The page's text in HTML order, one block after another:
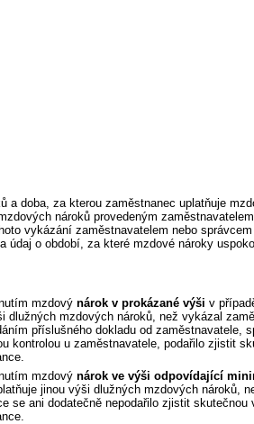
a doba, za kterou zaměstnanec uplatňuje
nároků provedeným
vykázání zaměstnavatelem nebo
údaj o období, za které mzdové nároky
mzdový nárok v prokázané výši v
dlužných mzdových nároků, než vykázal
příslušného dokladu od zaměstnavatele,
kontrolou u zaměstnavatele, podařilo zjistit
mzdový nárok ve výši odpovídající
jinou výši dlužných mzdových nároků,
se ani dodatečně nepodařilo zjistit skutečnou